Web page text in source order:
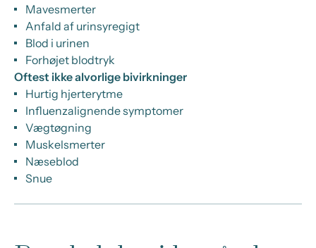
Mavesmerter
Anfald af urinsyregigt
Blod i urinen
Forhøjet blodtryk
Oftest ikke alvorlige bivirkninger
Hurtig hjerterytme
Influenzalignende symptomer
Vægtøgning
Muskelsmerter
Næseblod
Snue